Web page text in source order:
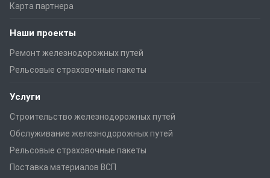
Карта партнера
Наши проекты
Ремонт железнодорожных путей
Рельсовые страховочные пакеты
Услуги
Строительство железнодорожных путей
Обслуживание железнодорожных путей
Рельсовые страховочные пакеты
Поставка материалов ВСП